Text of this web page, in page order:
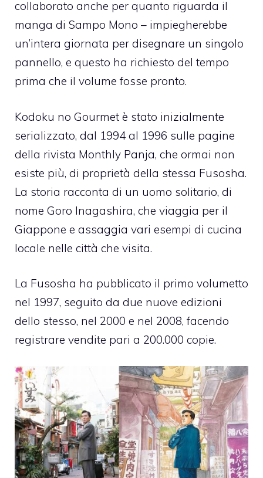
collaborato anche per quanto riguarda il
manga di Sampo Mono – impiegherebbe
un’intera giornata per disegnare un singolo
pannello, e questo ha richiesto del tempo
prima che il volume fosse pronto.
Kodoku no Gourmet è stato inizialmente
serializzato, dal 1994 al 1996 sulle pagine
della rivista Monthly Panja, che ormai non
esiste più, di proprietà della stessa Fusosha.
La storia racconta di un uomo solitario, di
nome Goro Inagashira, che viaggia per il
Giappone e assaggia vari esempi di cucina
locale nelle città che visita.
La Fusosha ha pubblicato il primo volumetto
nel 1997, seguito da due nuove edizioni
dello stesso, nel 2000 e nel 2008, facendo
registrare vendite pari a 200.000 copie.